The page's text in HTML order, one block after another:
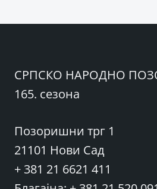
СРПСКО НАРОДНО
165. сезона
Позоришни трг 1
21101 Нови Сад
+ 381 21 6621 411